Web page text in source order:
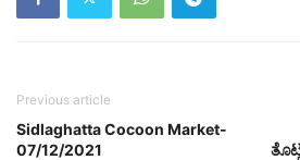
Previous article
Sidlaghatta Cocoon Market-
07/12/2021